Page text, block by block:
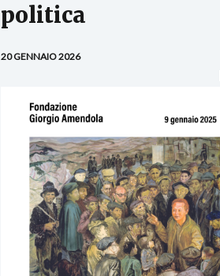
politica
20 GENNAIO 2026